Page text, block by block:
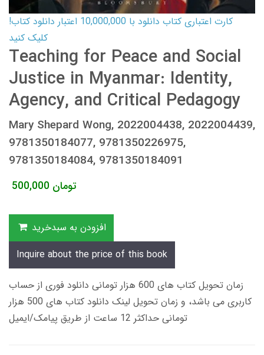
کارت اعتباری کتاب دانلود با 10,000,000 اعتبار دانلود کتاب!
کلیک کنید
Teaching for Peace and Social
Justice in Myanmar: Identity,
Agency, and Critical Pedagogy
Mary Shepard Wong, 2022004438, 2022004439,
9781350184077, 9781350226975,
9781350184084, 9781350184091
500,000 تومان
افزودن به سبدخرید
Inquire about the price of this book
زمان تحویل کتاب های 600 هزار تومانی دانلود فوری از حساب
کاربری می باشد، و زمان تحویل لینک دانلود کتاب های 500 هزار
تومانی حداکثر 12 ساعت از طریق پیامک/ایمیل